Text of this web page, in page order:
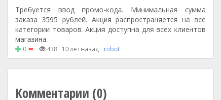
Требуется ввод промо-кода. Минимальная сумма
заказа 3595 рублей. Акция распространяется на все
категории товаров. Акция доступна для всех клиентов
магазина.
0 438 10 лет назад robot
Комментарии (0)